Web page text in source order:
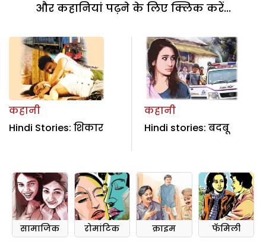
और कहानियां पढ़ने के लिए क्लिक करें...
कहानी
Hindi Stories: शिकार
कहानी
Hindi stories: बदबू
सामाजिक रोमांटिक क्राइम फॅमिली